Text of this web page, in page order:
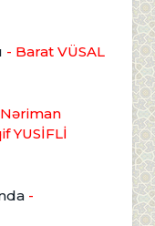
- Barat VÜSAL
YUSİFLİ
-